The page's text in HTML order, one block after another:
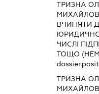
ТРИЗНА
ВЧИНЯТИ
ЧИСЛІ
ТОЩО
ТРИЗНА